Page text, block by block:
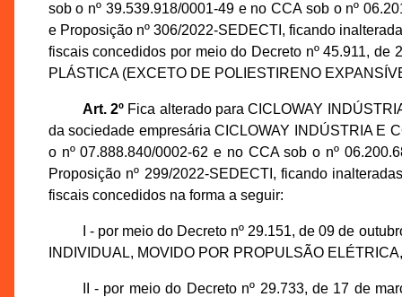
sob o nº 39.539.918/0001-49 e no CCA sob o nº
e Proposição nº 306/2022-SEDECTI, ficando
fiscais concedidos por meio do Decreto nº 45.911,
PLÁSTICA (EXCETO DE POLIESTIRENO
Art. 2ºFica alterado para CICLOWAY
da sociedade empresária CICLOWAY INDÚSTRIA E
o nº 07.888.840/0002-62 e no CCA sob o nº
Proposição nº 299/2022-SEDECTI, ficando
fiscais concedidos na forma a seguir:
I - por meio do Decreto nº 29.151, de 09 de
INDIVIDUAL, MOVIDO POR PROPULSÃO
II - por meio do Decreto nº 29.733, de 17 de